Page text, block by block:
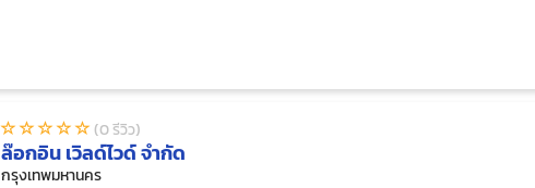
(0 รีวิว)
ล๊อกอิน เวิลด์ไวด์ จำกัด
กรุงเทพมหานคร